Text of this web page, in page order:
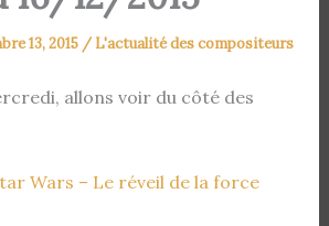
13, 2015 /L'actualité des compositeurs
allons voir du côté des
Wars – Le réveil de la force